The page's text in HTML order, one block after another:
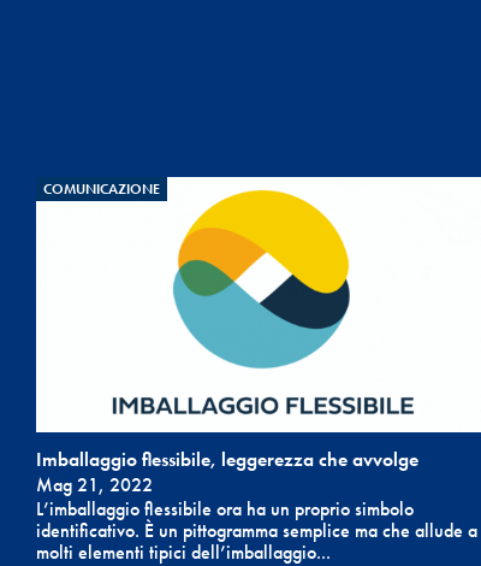
COMUNICAZIONE
Imballaggio flessibile, leggerezza che avvolge
Mag 21, 2022
L’imballaggio flessibile ora ha un proprio simbolo
identificativo. È un pittogramma semplice ma che allude a
molti elementi tipici dell’imballaggio...